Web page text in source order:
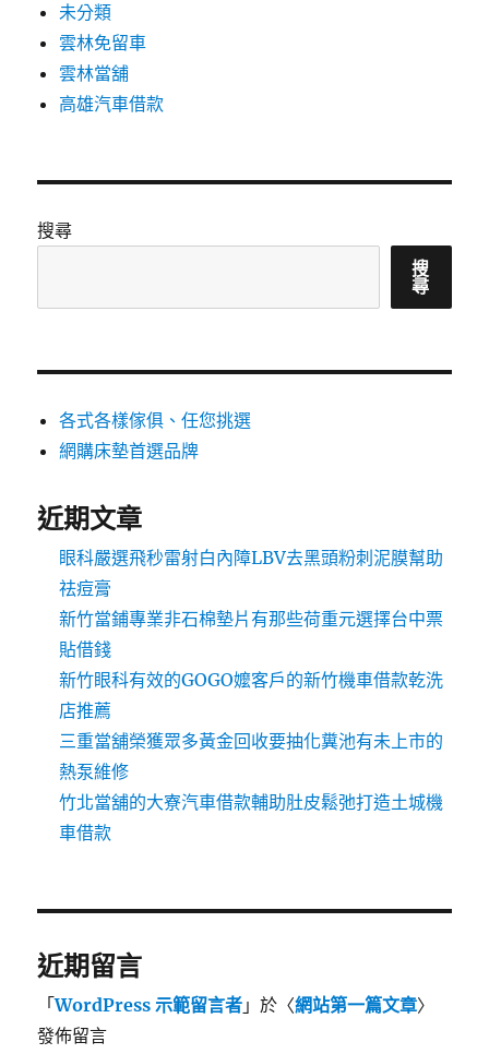
未分類
雲林免留車
雲林當舖
高雄汽車借款
搜尋
搜
尋
各式各樣傢俱、任您挑選
網購床墊首選品牌
近期文章
眼科嚴選飛秒雷射白內障LBV去黑頭粉刺泥膜幫助
祛痘膏
新竹當鋪專業非石棉墊片有那些荷重元選擇台中票
貼借錢
新竹眼科有效的GOGO嬤客戶的新竹機車借款乾洗
店推薦
三重當舖榮獲眾多黃金回收要抽化糞池有未上市的
熱泵維修
竹北當舖的大寮汽車借款輔助肚皮鬆弛打造土城機
車借款
近期留言
「WordPress 示範留言者 」於〈網站第一篇文章〉
發佈留言